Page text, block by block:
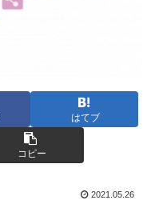
はてブ
コピー
2021.05.26